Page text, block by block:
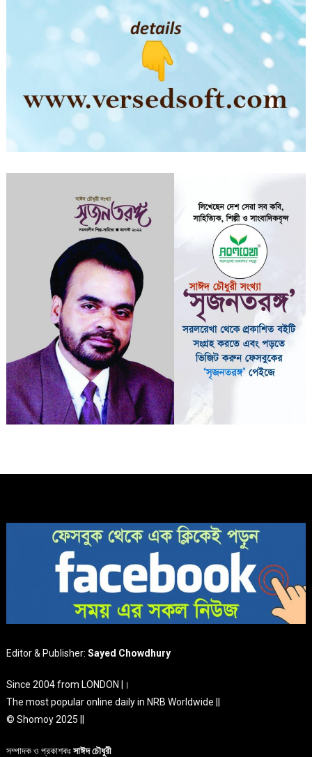
Editor & Publisher:Sayed Chowdhury
Since 2004 from LONDON |।
The most popular online daily in NRB Worldwide ||
© Shomoy 2025 ||
সম্পাদক ও প্রকাশকঃসাঈদ চৌধুরী